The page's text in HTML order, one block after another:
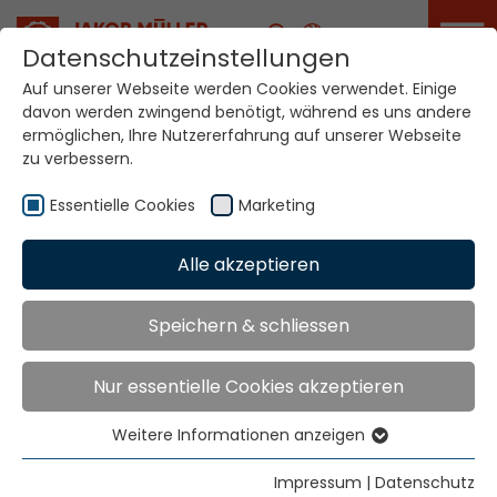
Karriere
Zubehör
HARNISCHE
Datenschutzeinstellungen
Auf unserer Webseite werden Cookies verwendet. Einige
davon werden zwingend benötigt, während es uns andere
ermöglichen, Ihre Nutzererfahrung auf unserer Webseite
zu verbessern.
Essentielle Cookies Marketing
Alle akzeptieren
Speichern & schliessen
Nur essentielle Cookies akzeptieren
Essentielle Cookies
Essentielle Cookies werden für grundlegende
Weitere Informationen anzeigen
Impressum | Datenschutz